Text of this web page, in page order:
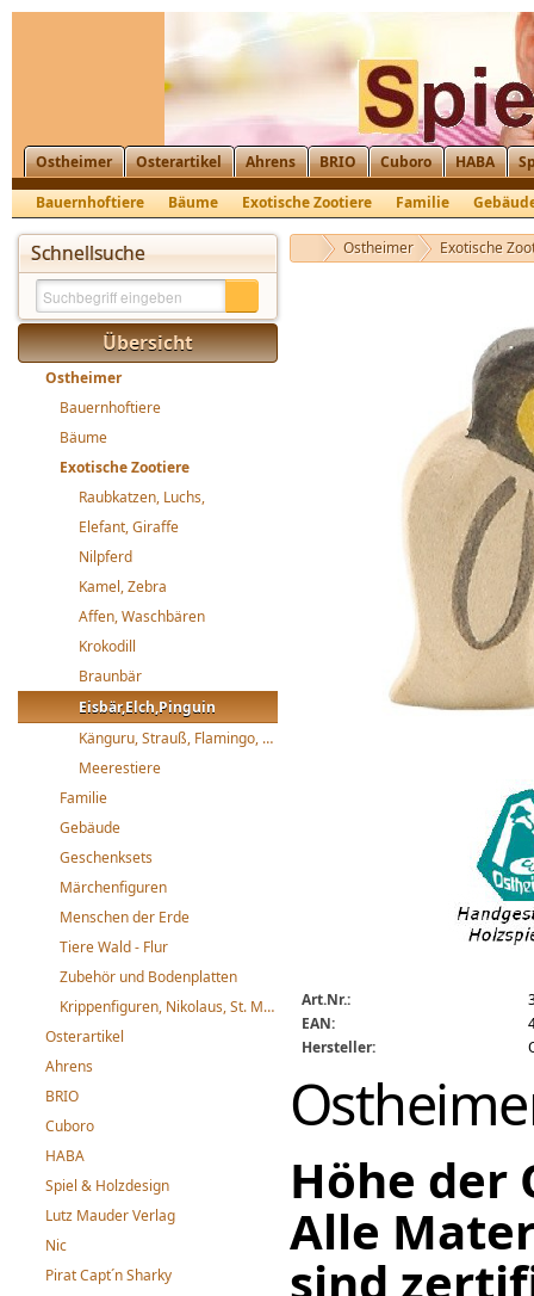
Ostheimer Osterartikel Ahrens BRIO Cuboro HABA
Bauernhoftiere
Bäume Exotische Zootiere Familie
Schnellsuche
Übersicht
Ostheimer
Bauernhoftiere
Bäume
Exotische Zootiere
Raubkatzen, Luchs,
Elefant, Giraffe
Nilpferd
Kamel, Zebra
Affen, Waschbären
Krokodill
Braunbär
Eisbär,Elch,Pinguin
Känguru, Strauß, Flamingo, Papagei
Meerestiere
Familie
Gebäude
Geschenksets
Märchenfiguren
Menschen der Erde
Tiere Wald - Flur
Zubehör und Bodenplatten
Krippenfiguren, Nikolaus, St. Martin
Osterartikel
Ahrens
BRIO
Cuboro
HABA
Spiel & Holzdesign
Lutz Mauder Verlag
Nic
Pirat Capt´n Sharky
Ostheimer Exotische
Art.Nr.:
EAN:
Hersteller:
Höhe der
Alle
sind